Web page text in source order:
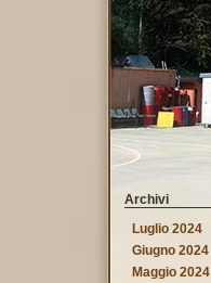
Archivi
Luglio 2024
Giugno 2024
Maggio 2024